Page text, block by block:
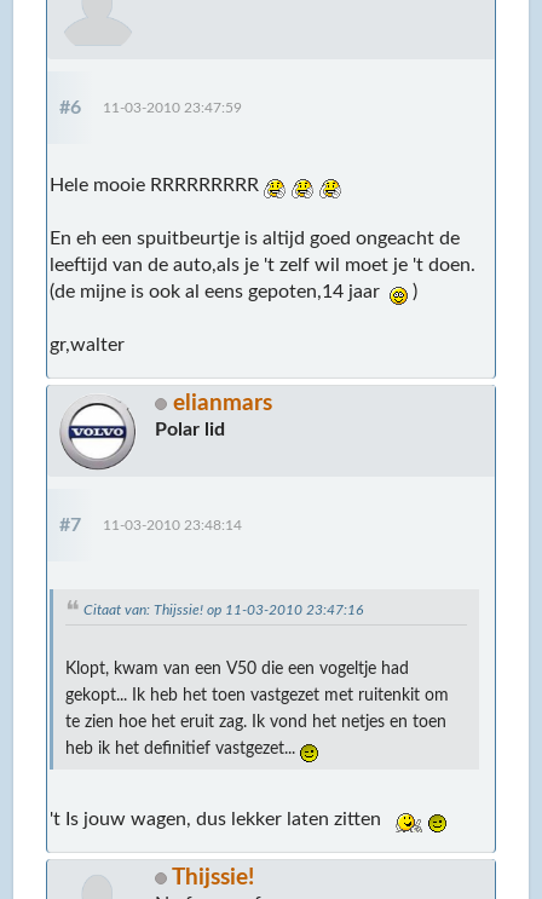
#6 11-03-2010 23:47:59
Hele mooie RRRRRRRRR
En eh een spuitbeurtje is altijd goed ongeacht de
leeftijd van de auto,als je 't zelf wil moet je 't doen.
(de mijne is ook al eens gepoten,14 jaar
)
gr,walter
elianmars
Polar lid
#7 11-03-2010 23:48:14
Citaat van: Thijssie! op 11-03-2010 23:47:16
Klopt, kwam van een V50 die een vogeltje had
gekopt... Ik heb het toen vastgezet met ruitenkit om
te zien hoe het eruit zag. Ik vond het netjes en toen
heb ik het definitief vastgezet...
't Is jouw wagen, dus lekker laten zitten
Thijssie!